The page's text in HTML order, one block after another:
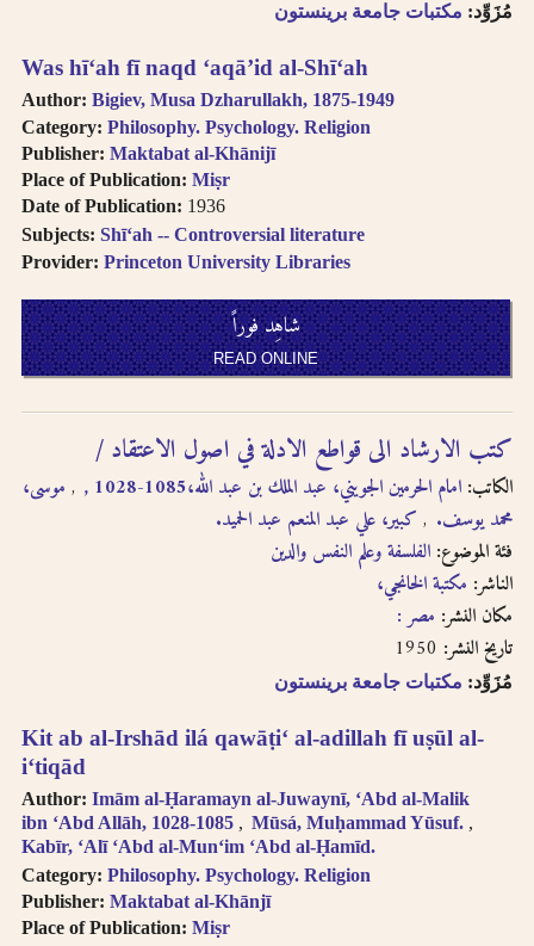
Was hīʻah fī naqd ʻaqāʼid al-Shīʻah
Author: Bigiev, Musa Dzharullakh, 1875-1949
Category: Philosophy. Psychology. Religion
Publisher: Maktabat al-Khānijī
Place of Publication: Miṣr
Date of Publication: 1936
Subjects: Shīʻah -- Controversial literature
Provider: Princeton University Libraries
شاهِد فوراً
READ ONLINE
مُزَوِّد: مكتبات جامعة برينستون
Kit ab al-Irshād ilá qawāṭiʻ al-adillah fī uṣūl al-
iʻtiqād
Author: Imām al-Ḥaramayn al-Juwaynī, ʻAbd al-Malik
ibn ʻAbd Allāh, 1028-1085
Mūsá, Muḥammad Yūsuf.
Kabīr, ʻAlī ʻAbd al-Munʻim ʻAbd al-Ḥamīd.
Category: Philosophy. Psychology. Religion
Publisher: Maktabat al-Khānjī
Place of Publication: Miṣr
كتب الارشاد الى قواطع الادلة في اصول الاعتقاد /‎
الكاتب: امام الحرمين الجويني، عبد الملك بن عبد الله،‎, 1028-1085
موسى،
محمد يوسف.‎
كبير، علي عبد المنعم عبد الحميد.‎
فئة الموضوع: الفلسفة وعلم النفس والدين
الناشر: مكتبة الخانجي،‎
مكان النشر: مصر :‎
تاريخ النشر:
مُزَوِّد: مكتبات جامعة برينستون